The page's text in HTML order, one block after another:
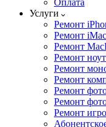
Оплата
Услуги
Ремонт
Ремонт iMac
Ремонт
Ремонт
Ремонт
Ремонт
Ремонт
Ремонт
Ремонт